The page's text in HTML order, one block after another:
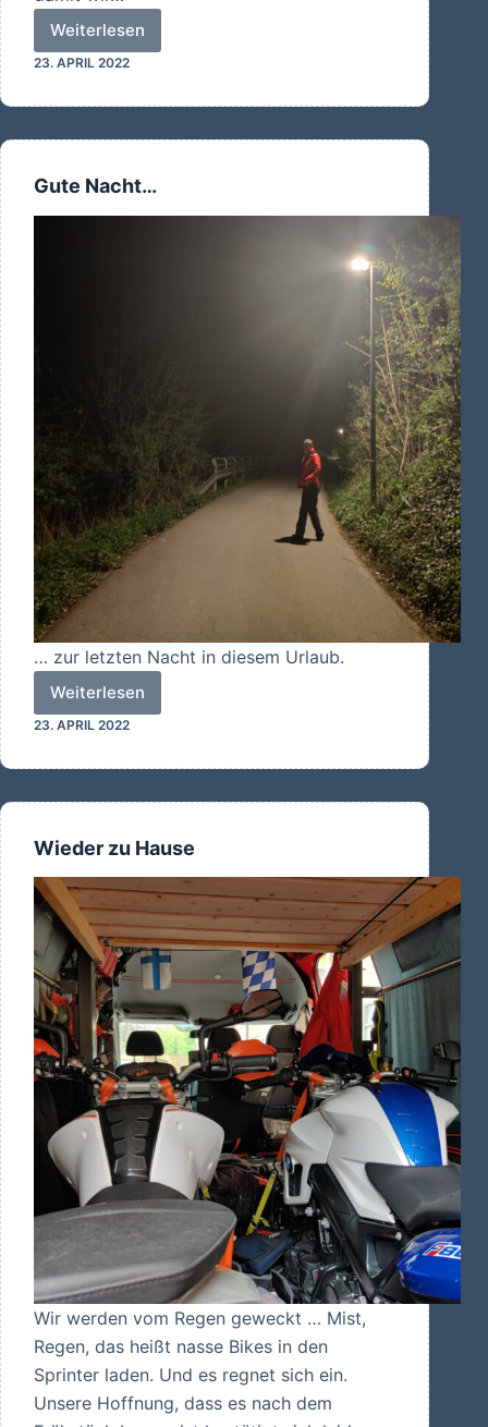
Weiterlesen
Eigentlich…
23. APRIL 2022
Gute Nacht…
… zur letzten Nacht in diesem Urlaub.
Weiterlesen
Gute
Nacht…
23. APRIL 2022
Wieder zu Hause
Wir werden vom Regen geweckt … Mist,
Regen, das heißt nasse Bikes in den
Sprinter laden. Und es regnet sich ein.
Unsere Hoffnung, dass es nach dem